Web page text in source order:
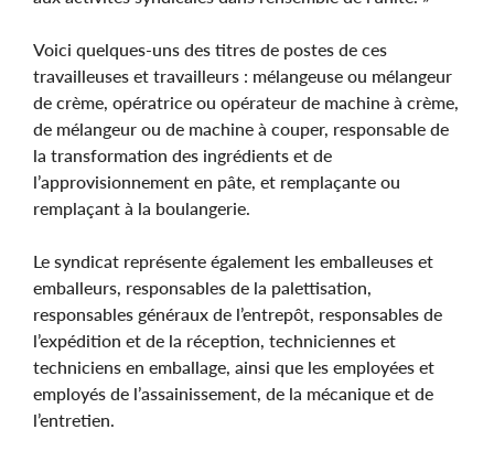
Voici quelques-uns des titres de postes de ces
travailleuses et travailleurs : mélangeuse ou mélangeur
de crème, opératrice ou opérateur de machine à crème,
de mélangeur ou de machine à couper, responsable de
la transformation des ingrédients et de
l’approvisionnement en pâte, et remplaçante ou
remplaçant à la boulangerie.
Le syndicat représente également les emballeuses et
emballeurs, responsables de la palettisation,
responsables généraux de l’entrepôt, responsables de
l’expédition et de la réception, techniciennes et
techniciens en emballage, ainsi que les employées et
employés de l’assainissement, de la mécanique et de
l’entretien.